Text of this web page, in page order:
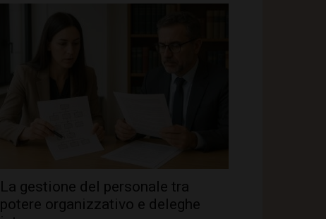
La gestione del personale tra
potere organizzativo e deleghe